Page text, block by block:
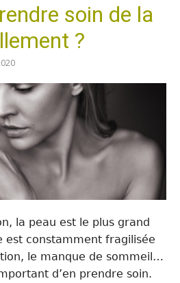
soin de la
?
la peau est le plus grand
est constamment fragilisée
le manque de sommeil…
d’en prendre soin.